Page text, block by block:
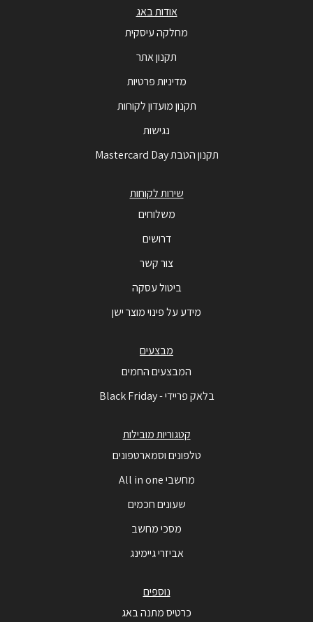
אודות באג
מחלקה עיסקית
תקנון אתר
מדיניות פרטיות
תקנון מועדון לקוחות
נגישות
תקנון הטבת Mastercard Day
שירות לקוחות
משלוחים
דרושים
צור קשר
ביטול עסקה
מידע על פינוי מוצר ישן
מבצעים
המבצעים החמים
בלאק פריידי - Black Friday
קטגוריות מובילות
טלפונים וסמארטפונים
מחשבי All in one
שעונים חכמים
מסכי מחשב
אביזרי גיימינג
נוספים
כרטיס מתנה באג